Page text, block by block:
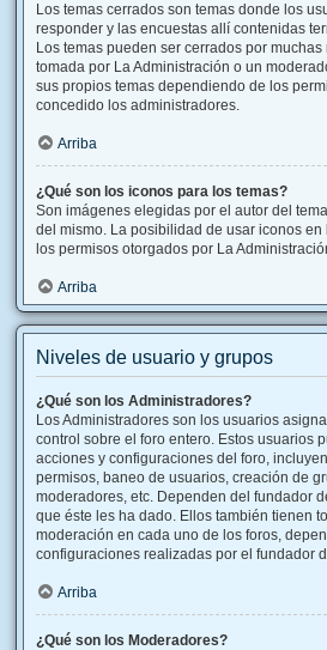
Los temas cerrados son temas donde los
responder y las encuestas allí contenidas
Los temas pueden ser cerrados por
tomada por La Administración o un
sus propios temas dependiendo de los
concedido los administradores.
Arriba
¿Qué son los iconos para los temas?
Son imágenes elegidas por el autor del
del mismo. La posibilidad de usar iconos
los permisos otorgados por La
Arriba
Niveles de usuario y grupos
¿Qué son los Administradores?
Los Administradores son los usuarios
control sobre el foro entero. Estos usuarios
acciones y configuraciones del foro,
permisos, baneo de usuarios, creación de
moderadores, etc. Dependen del fundador
que éste les ha dado. Ellos también tienen
moderación en cada uno de los foros,
configuraciones realizadas por el fundador
Arriba
¿Qué son los Moderadores?